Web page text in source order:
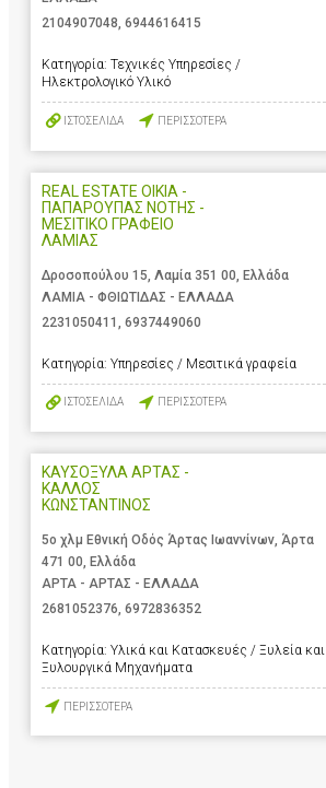
2104907048, 6944616415
Κατηγορία: Τεχνικές Υπηρεσίες /
Ηλεκτρολογικό Υλικό
ΙΣΤΟΣΕΛΙΔΑ ΠΕΡΙΣΣΟΤΕΡΑ
REAL ESTATE OIKIA -
ΠΑΠΑΡΟΥΠΑΣ ΝΟΤΗΣ -
ΜΕΣΙΤΙΚΟ ΓΡΑΦΕΙΟ
ΛΑΜΙΑΣ
Δροσοπούλου 15, Λαμία 351 00, Ελλάδα
ΛΑΜΙΑ - ΦΘΙΩΤΙΔΑΣ - ΕΛΛΑΔΑ
2231050411
6937449060
Κατηγορία: Υπηρεσίες / Μεσιτικά γραφεία
ΙΣΤΟΣΕΛΙΔΑ ΠΕΡΙΣΣΟΤΕΡΑ
ΚΑΥΣΟΞΥΛΑ ΑΡΤΑΣ -
ΚΑΛΛΟΣ
ΚΩΝΣΤΑΝΤΙΝΟΣ
5ο χλμ Εθνική Οδός Άρτας Ιωαννίνων, Άρτα
471 00, Ελλάδα
ΑΡΤΑ - ΑΡΤΑΣ - ΕΛΛΑΔΑ
2681052376, 6972836352
Κατηγορία: Υλικά και Κατασκευές / Ξυλεία και
Ξυλουργικά Μηχανήματα
ΠΕΡΙΣΣΟΤΕΡΑ